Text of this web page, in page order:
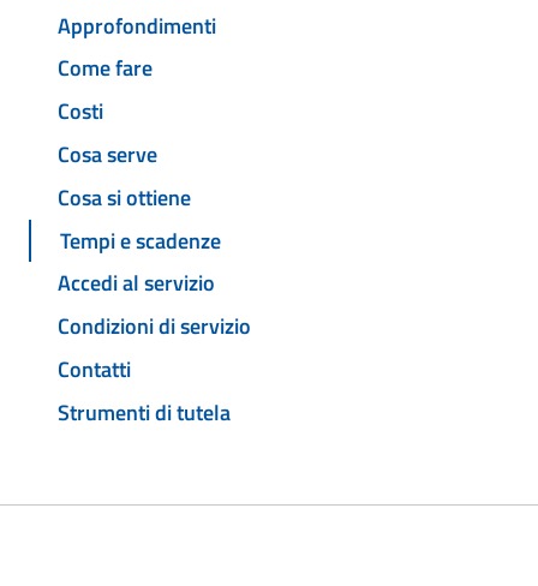
Approfondimenti
Come fare
Costi
Cosa serve
Cosa si ottiene
Tempi e scadenze
Accedi al servizio
Condizioni di servizio
Contatti
Strumenti di tutela